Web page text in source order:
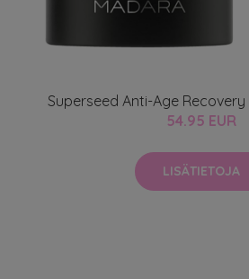
Superseed Anti-Age Recovery
54.95 EUR
LISÄTIETOJA